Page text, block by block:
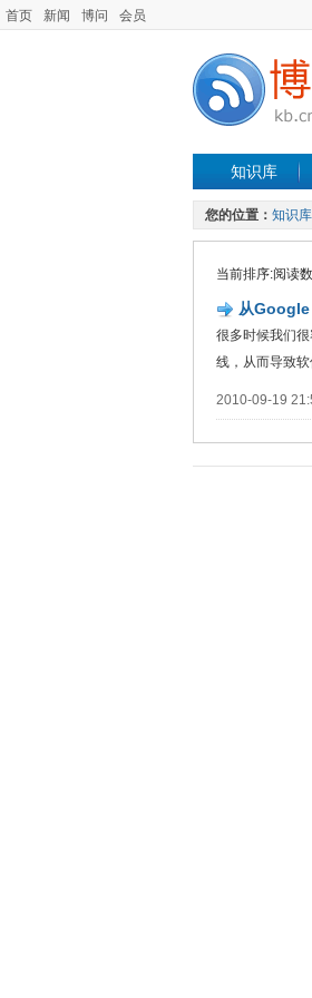
首页 新闻 博问 会员
知识库
您的位置： 知识库
当前排序:阅读
从Google
很多时候我们
线，从而导致
2010-09-19